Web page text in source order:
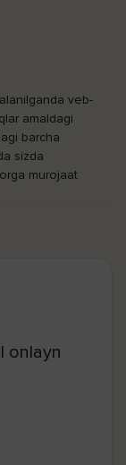
veb-
amaldagi
barcha
sizda
murojaat
onlayn